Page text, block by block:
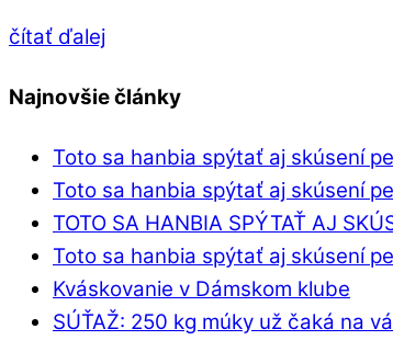
čítať ďalej
Najnovšie články
Toto sa hanbia spýtať aj skúsení
Toto sa hanbia spýtať aj skúsení
TOTO SA HANBIA SPÝTAŤ AJ
Toto sa hanbia spýtať aj skúsení
Kváskovanie v Dámskom klube
SÚŤAŽ: 250 kg múky už čaká na